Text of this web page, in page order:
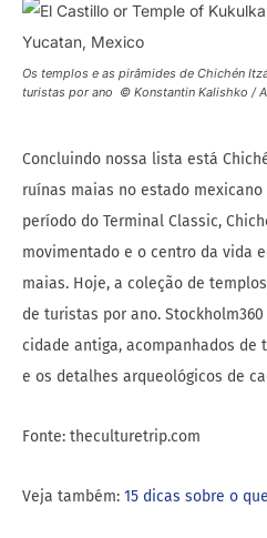
Os templos e as pirâmides de Chichén
turistas por ano © Konstantin Kalishko /
Concluindo nossa lista está
ruínas maias no estado mexicano
período do Terminal Classic,
movimentado e o centro da vida
maias. Hoje, a coleção de
de turistas por ano.
cidade antiga, acompanhados de
e os detalhes arqueológicos de
Fonte: theculturetrip.com
Veja também: 15 dicas sobre o